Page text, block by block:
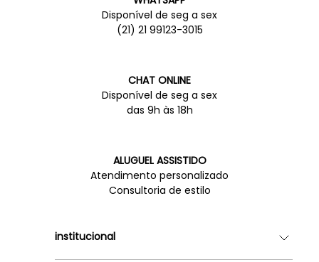
Disponível de seg a sex
(21) 21 99123-3015
CHAT ONLINE
Disponível de seg a sex
das 9h às 18h
ALUGUEL ASSISTIDO
Atendimento personalizado
Consultoria de estilo
institucional